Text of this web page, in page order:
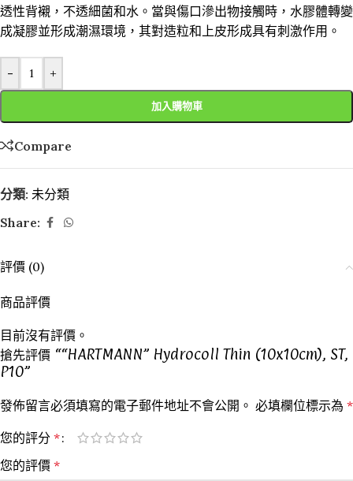
透性背襯，不透細菌和水。當與傷口滲出物接觸時，水膠體轉變
成凝膠並形成潮濕環境，其對造粒和上皮形成具有刺激作用。
- +
加入購物車
Compare
分類: 未分類
Share:
評價 (0)
商品評價
目前沒有評價。
搶先評價 ““HARTMANN” Hydrocoll Thin (10x10cm), ST,
P10”
發佈留言必須填寫的電子郵件地址不會公開。 必填欄位標示為 *
您的評分 *
您的評價 *